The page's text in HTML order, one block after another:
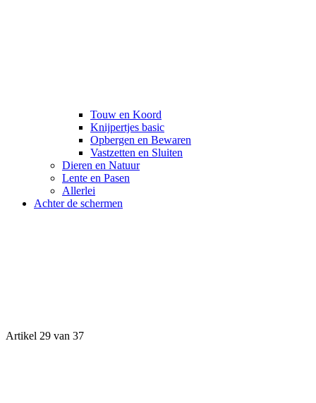
Touw en Koord
Knijpertjes basic
Opbergen en Bewaren
Vastzetten en Sluiten
Dieren en Natuur
Lente en Pasen
Allerlei
Achter de schermen
Artikel 29 van 37